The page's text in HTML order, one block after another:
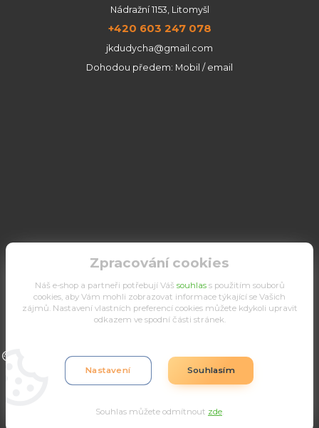
Nádražní 1153, Litomyšl
+420 603 247 078
jkdudycha@gmail.com
Dohodou předem: Mobil / email
Upravit sběr cookies.
Eshop-rychle.cz
Zpracování cookies
Náš e-shop a partneři potřebují Váš souhlass použitím souborů
cookies, aby Vám mohli zobrazovat informace týkající se Vašich
zájmů. Nastavení vlastních preferencí cookies můžete kdykoli upravit
odkazem ve spodní části stránek.
Nastavení Souhlasím
Souhlas můžete odmítnout zde.